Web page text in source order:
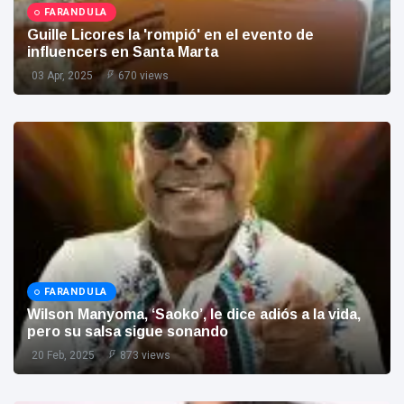
estético en
Barranquilla
MAGDALENA
Hilda Borja, la
superintendente
encargada que
tiempo récord la
devolución de la
Essmar a los
08 Aug,
116
T
Atencion
Colombia
Santa Marta
Ultima Hora
FARANDULA
Guille Licores la 'rompió' en el evento de
influencers en Santa Marta
03 Apr, 2025 670 views
FARANDULA
Wilson Manyoma, ‘Saoko’, le dice adiós a la vida,
pero su salsa sigue sonando
20 Feb, 2025 873 views